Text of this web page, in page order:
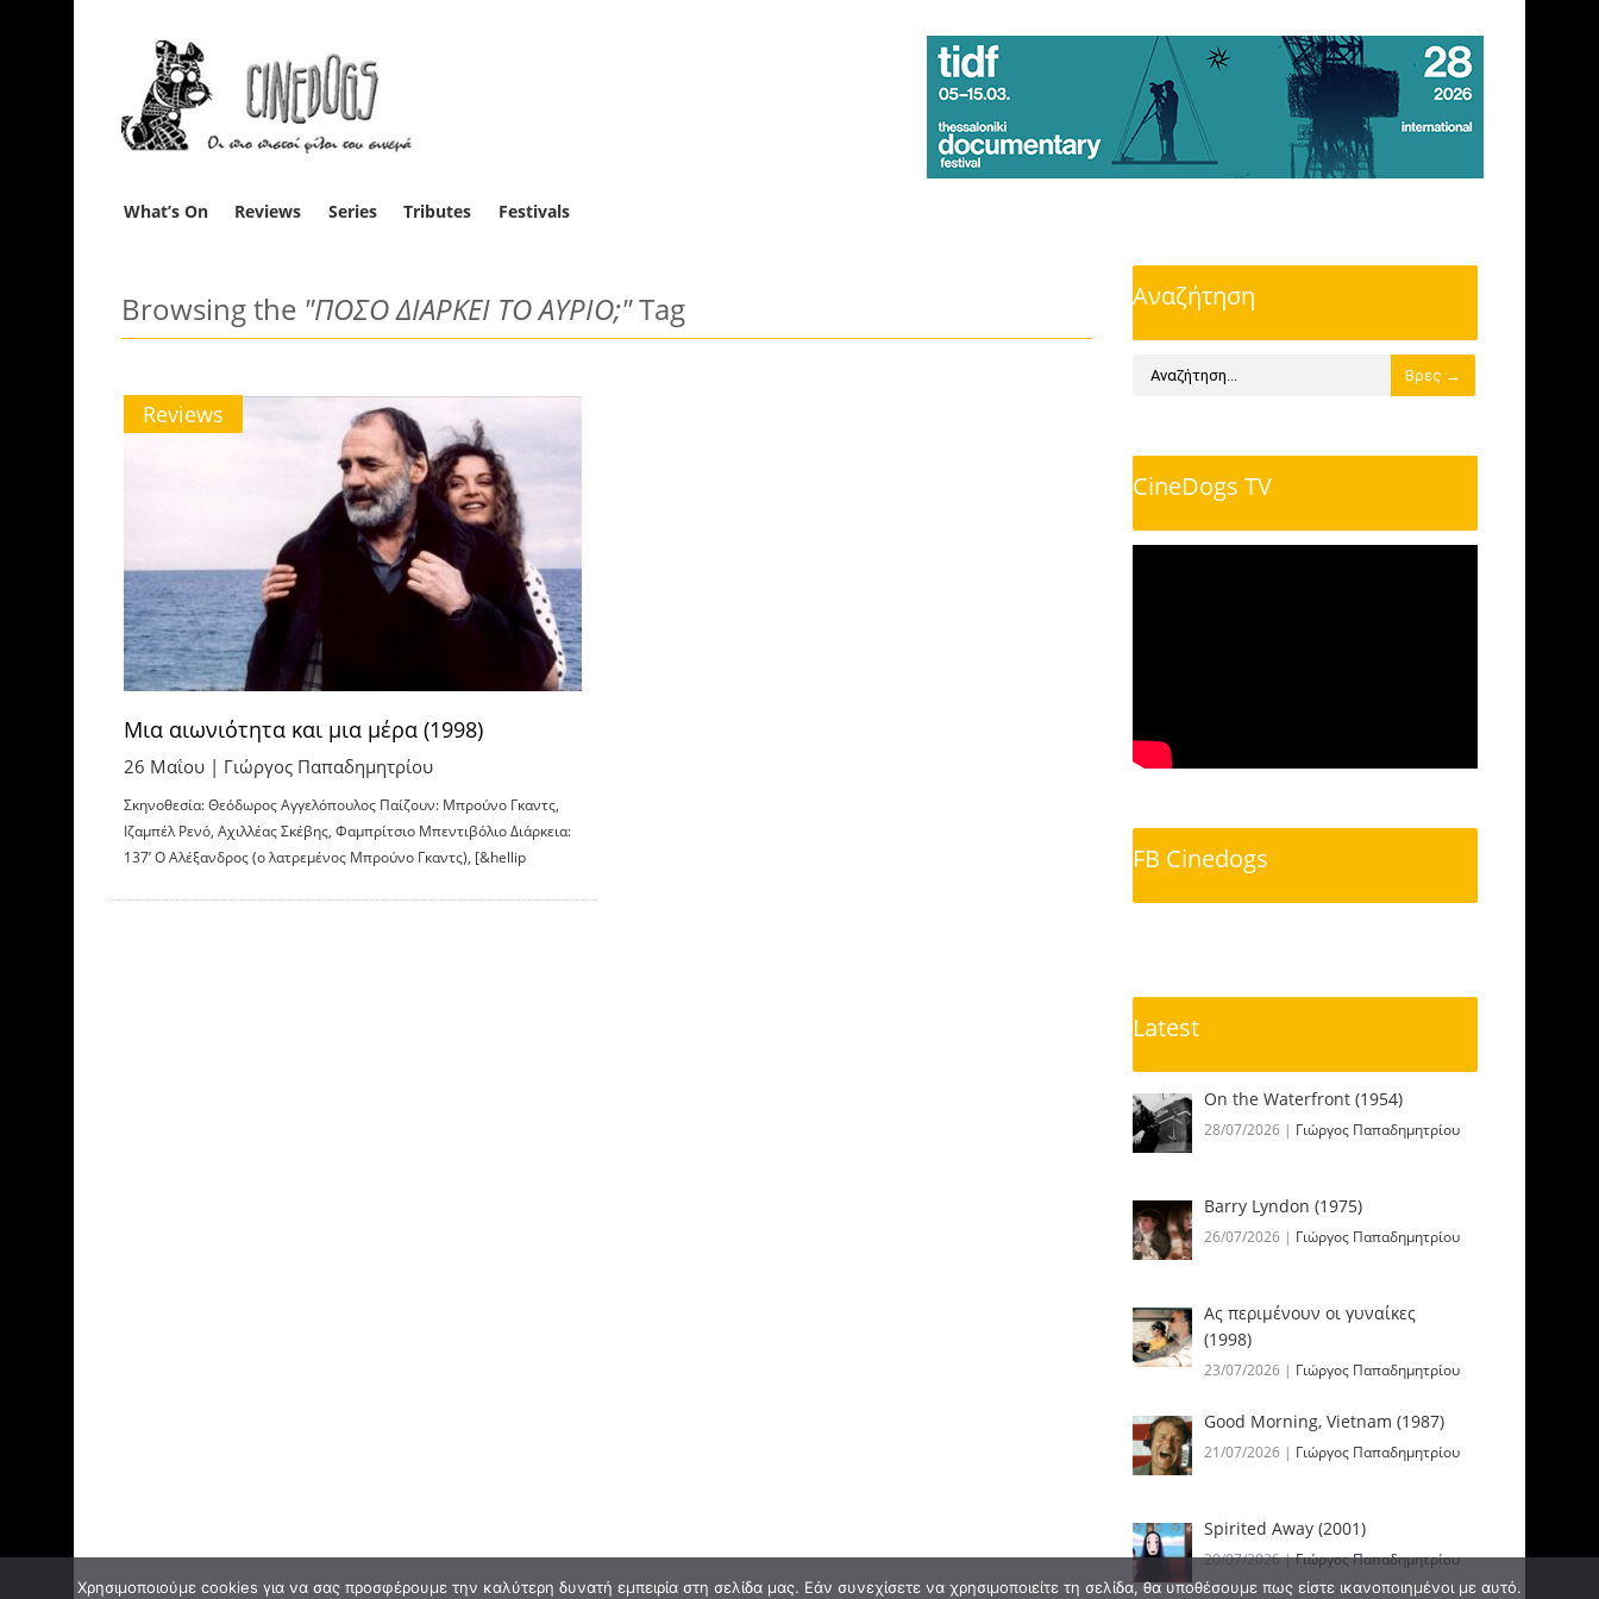
What’s On Reviews Series Tributes Festivals
Browsing the "ΠΟΣΟ ΔΙΑΡΚΕΙ ΤΟ ΑΥΡΙΟ;"Tag
Reviews
Μια αιωνιότητα και μια μέρα (1998)
26 Μαΐου | Γιώργος Παπαδημητρίου
Σκηνοθεσία: Θεόδωρος Αγγελόπουλος Παίζουν: Μπρούνο Γκαντς,
Ιζαμπέλ Ρενό, Αχιλλέας Σκέβης, Φαμπρίτσιο Μπεντιβόλιο Διάρκεια:
137’ Ο Αλέξανδρος (ο λατρεμένος Μπρούνο Γκαντς), [&hellip
Αναζήτηση
CineDogs TV
FB Cinedogs
Latest
On the Waterfront (1954)
28/07/2026 | Γιώργος Παπαδημητρίου
Barry Lyndon (1975)
26/07/2026 | Γιώργος Παπαδημητρίου
Ας περιμένουν οι γυναίκες
(1998)
23/07/2026 | Γιώργος Παπαδημητρίου
Good Morning, Vietnam (1987)
21/07/2026 | Γιώργος Παπαδημητρίου
Spirited Away (2001)
20/07/2026|Γιώργος Παπαδημητρίου
Χρησιμοποιούμε cookies για να σας προσφέρουμε την καλύτερη δυνατή εμπειρία στη σελίδα μας. Εάν συνεχίσετε να χρησιμοποιείτε τη σελίδα, θα υποθέσουμε πως είστε ικανοποιημένοι με αυτό.